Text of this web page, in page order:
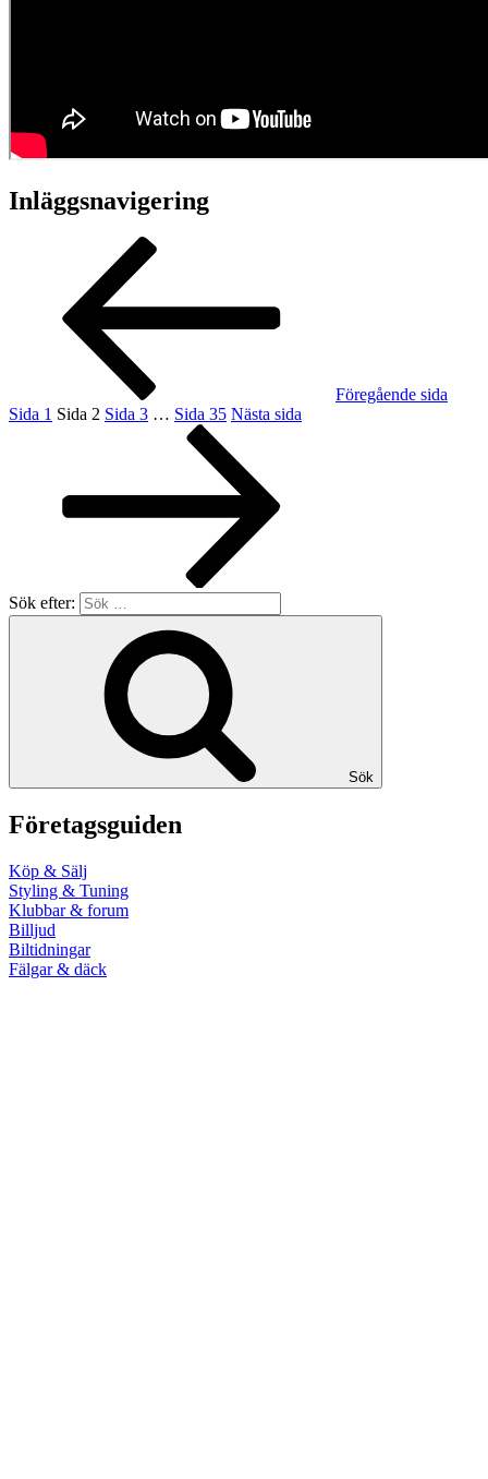
Inläggsnavigering
Föregående sida
Sida 1 Sida 2 Sida 3 … Sida 35 Nästa sida
Sök efter:
Sök
Företagsguiden
Köp & Sälj
Styling & Tuning
Klubbar & forum
Billjud
Biltidningar
Fälgar & däck